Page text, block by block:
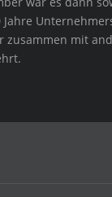
zusammen mit